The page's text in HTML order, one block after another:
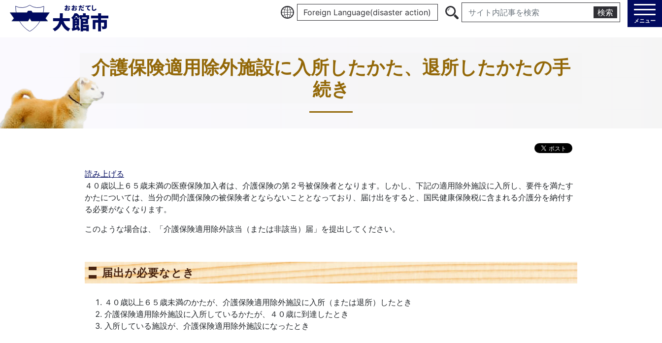
Foreign Language(disaster action) 検索
メニュー
介護保険適用除外施設に入所したかた、退所したかたの手
続き
読み上げる
４０歳以上６５歳未満の医療保険加入者は、介護保険の第２号被保険者となります。しかし、下記の適用除外施設に入所し、要件を満たす
かたについては、当分の間介護保険の被保険者とならないこととなっており、届け出をすると、国民健康保険税に含まれる介護分を納付す
る必要がなくなります。
このような場合は、「介護保険適用除外該当（または非該当）届」を提出してください。
届出が必要なとき
４０歳以上６５歳未満のかたが、介護保険適用除外施設に入所（または退所）したとき
介護保険適用除外施設に入所しているかたが、４０歳に到達したとき
入所している施設が、介護保険適用除外施設になったとき